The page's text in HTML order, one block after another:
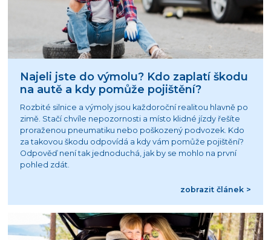
Najeli jste do výmolu? Kdo zaplatí škodu
na autě a kdy pomůže pojištění?
Rozbité silnice a výmoly jsou každoroční realitou hlavně po
zimě. Stačí chvíle nepozornosti a místo klidné jízdy řešíte
proraženou pneumatiku nebo poškozený podvozek. Kdo
za takovou škodu odpovídá a kdy vám pomůže pojištění?
Odpověď není tak jednoduchá, jak by se mohlo na první
pohled zdát.
zobrazit článek >